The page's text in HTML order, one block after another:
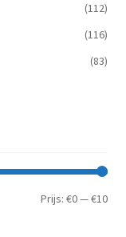
(112)
(116)
(83)
Min.
Prijs:€0—€10